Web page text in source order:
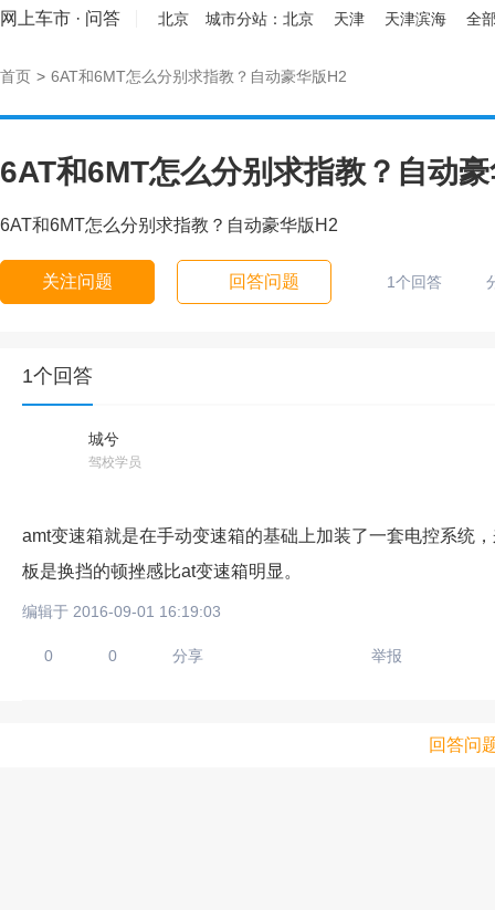
网上车市 · 问答 北京 城市分站： 北京 天津 天津滨海 全
首页 > 6AT和6MT怎么分别求指教？自动豪华版H2
6AT和6MT怎么分别求指教？自动
6AT和6MT怎么分别求指教？自动豪华版H2
关注问题 回答问题 1个回答
1个回答
城兮
驾校学员
amt变速箱就是在手动变速箱的基础上加装了一套电控系统
板是换挡的顿挫感比at变速箱明显。
编辑于 2016-09-01 16:19:03
0 0 分享 举报
回答问